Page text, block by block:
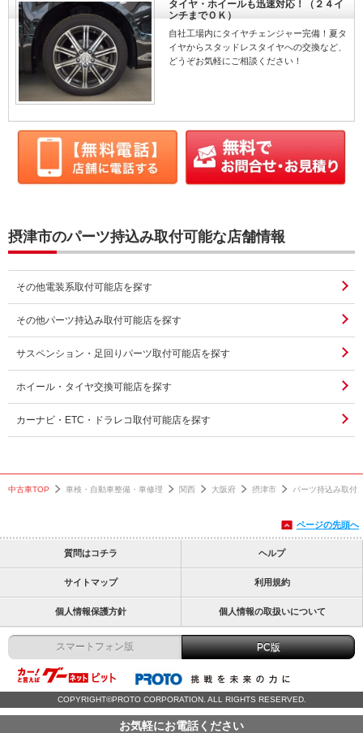
タイヤ・ホイールも迅速対応！（２４イ
ンチまでＯＫ）
自社工場内にタイヤチェンジャー完備！夏タ
イヤからスタッドレスタイヤへの交換など、
どうぞお気軽にご相談ください！
摂津市のパーツ持込み取付可能な店舗情報
その他電装系取付可能店を探す
その他パーツ持込み取付可能店を探す
サスペンション・足回りパーツ取付可能店を探す
ホイール・タイヤ交換可能店を探す
カーナビ・ETC・ドラレコ取付可能店を探す
中古車TOP 車検・自動車整備・車修理 関西 大阪府 摂津市 パーツ持込み取付
お気軽にお電話ください
ページの先頭へ
質問はコチラ ヘルプ
サイトマップ 利用規約
個人情報保護方針 個人情報の取扱いについて
スマートフォン版 PC版
COPYRIGHT©PROTO CORPORATION. ALL RIGHTS RESERVED.